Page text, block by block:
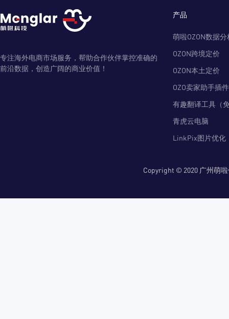
专注海外电商市场服务，帮助合作伙伴掌控准确的
前沿数据，创造广阔的商业价值！
产品
萌啦OZON数据分
OZON跨境定价
OZON本土定价
OZO卖家助手插件
有趣翻译工具（
青虎云电脑
LinkPix图片优化
Copyright © 2020 广州萌